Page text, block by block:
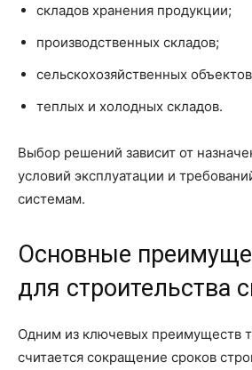
складов хранения продукции;
производственных складов;
сельскохозяйственных
теплых и холодных складов.
Выбор решений зависит от
условий эксплуатации и
системам.
Основные
для строительства
Одним из ключевых преимуществ
считается сокращение сроков